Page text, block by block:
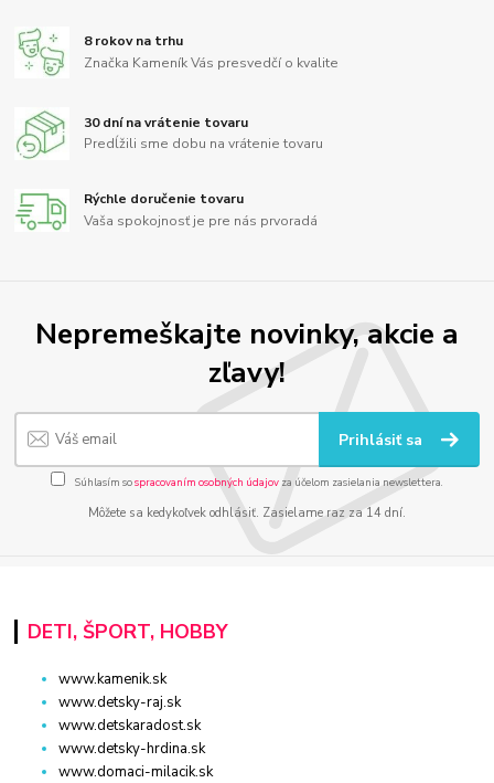
8 rokov na trhu
Značka Kameník Vás presvedčí o kvalite
30 dní na vrátenie tovaru
Predĺžili sme dobu na vrátenie tovaru
Rýchle doručenie tovaru
Vaša spokojnosť je pre nás prvoradá
Nepremeškajte novinky, akcie a
zľavy!
Prihlásiť sa
Súhlasím sospracovaním osobných údajov za účelom zasielania newslettera.
Môžete sa kedykoľvek odhlásiť. Zasielame raz za 14 dní.
DETI, ŠPORT, HOBBY
www.kamenik.sk
www.detsky-raj.sk
www.detskaradost.sk
www.detsky-hrdina.sk
www.domaci-milacik.sk